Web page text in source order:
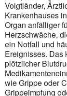
Voigtländer,
Krankenhauses
Organ anfälliger
Herzschwäche,
ein Notfall und
Ereignisses. Das
plötzlicher
wie Grippe oder
Grippeimpfung